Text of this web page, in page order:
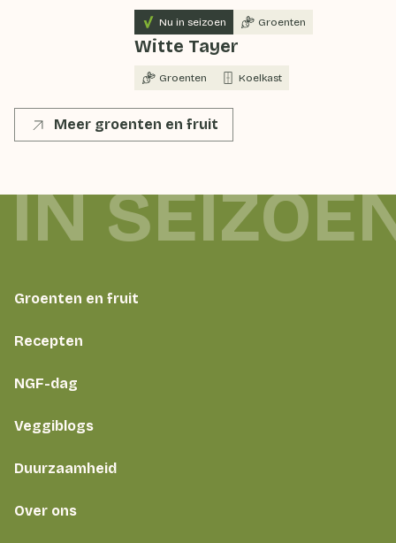
Nu in seizoen Groenten
Witte Tayer
Groenten Koelkast
Meer groenten en fruit
Groenten en fruit
Recepten
NGF-dag
Veggiblogs
Duurzaamheid
Over ons